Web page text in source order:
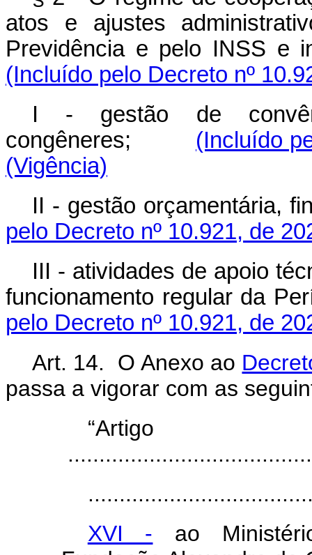
atos e ajustes
Previdência e pelo INSS e
(Incluído pelo Decreto nº
I - gestão de
congêneres;
(Incluído
(Vigência)
II - gestão orçamentária,
pelo Decreto nº 10.921, de
III - atividades de apoio
funcionamento regular da
pelo Decreto nº 10.921, de
Art. 14. O Anexo ao
passa a vigorar com as
XVI - ao